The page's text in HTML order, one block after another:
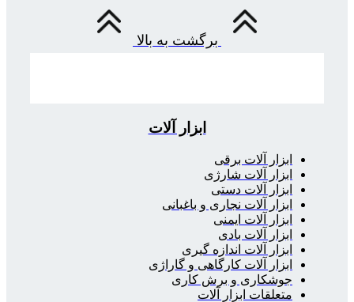
برگشت به بالا
ابزار آلات
ابزار آلات برقی
ابزار آلات شارژی
ابزار آلات دستی
ابزار آلات نجاری و باغبانی
ابزار آلات ایمنی
ابزار آلات بادی
ابزار آلات اندازه گیری
ابزار آلات کارگاهی و گاراژی
جوشکاری و برش کاری
متعلقات ابزار آلات